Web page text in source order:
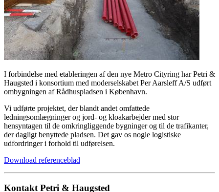
I forbindelse med etableringen af den nye Metro Cityring har Petri &
Haugsted i konsortium med moderselskabet Per Aarsleff A/S udført
ombygningen af Rådhuspladsen i København.
Vi udførte projektet, der blandt andet omfattede
ledningsomlægninger og jord- og kloakarbejder med stor
hensyntagen til de omkringliggende bygninger og til de trafikanter,
der dagligt benyttede pladsen. Det gav os nogle logistiske
udfordringer i forhold til udførelsen.
Download referenceblad
Kontakt Petri & Haugsted